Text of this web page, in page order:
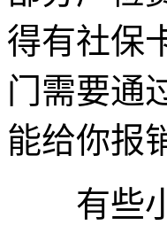
得有社保
门需要通
能给你报
有些小